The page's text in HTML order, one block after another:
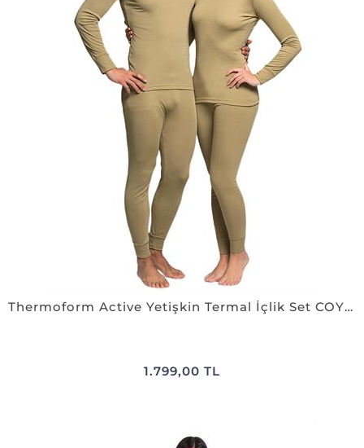
Thermoform Active Yetişkin Termal İçlik Set COYOTE
1.799,00 TL